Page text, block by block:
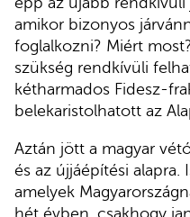
amikor bizonyos
foglalkozni? Miért
szükség rendkívüli
kétharmados Fidesz-
belekaristolhatott az
Aztán jött a magyar
és az újjáépítési alapra.
amelyek
hét évben, csakhogy